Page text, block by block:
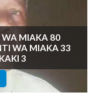
WA MIAKA 80
WA MIAKA 33
3